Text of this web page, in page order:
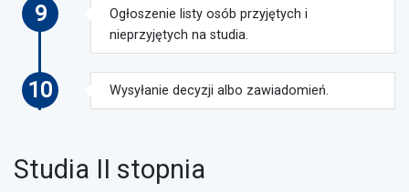
Ogłoszenie listy osób przyjętych i
nieprzyjętych na studia.
9
Wysyłanie decyzji albo zawiadomień.
10
Studia II stopnia